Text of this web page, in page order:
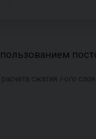
сжатия i-ого